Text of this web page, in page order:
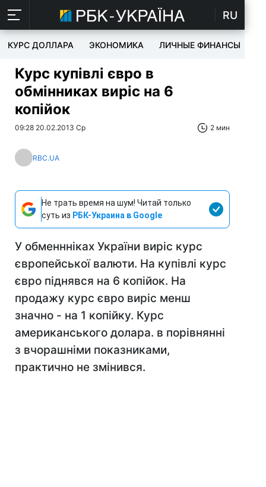
RU
КУРС ДОЛЛАРА ЭКОНОМИКА ЛИЧНЫЕ ФИНАНСЫ
Курс купівлі євро в
обмінниках виріс на 6
копійок
09:28 20.02.2013 Ср 2 мин
RBC.UA
Не трать время на шум! Читай только
суть из РБК-Украина в Google
У обменнніках України виріс курс
європейської валюти. На купівлі курс
євро піднявся на 6 копійок. На
продажу курс євро виріс менш
значно - на 1 копійку. Курс
американського долара. в порівнянні
з вчорашніми показниками,
практично не змінився.